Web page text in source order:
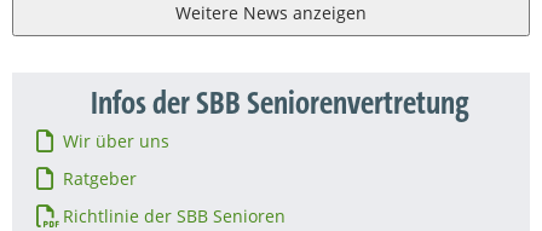
Weitere News anzeigen
Infos der SBB Seniorenvertretung
Wir über uns
Ratgeber
Richtlinie der SBB Senioren